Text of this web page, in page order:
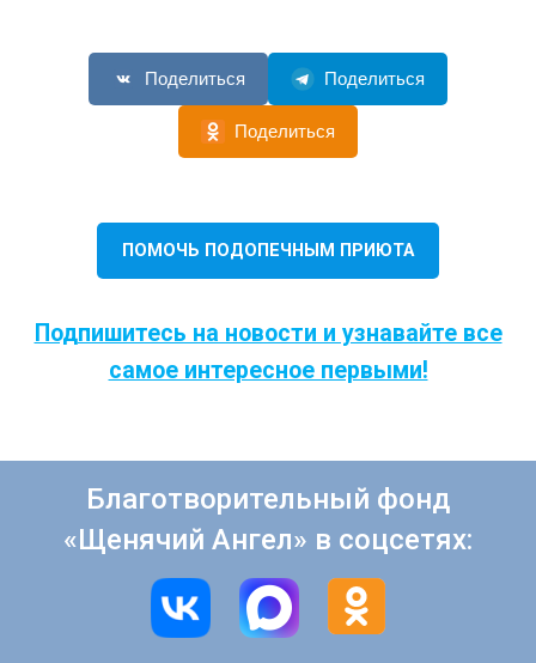
Поделиться Поделиться
Поделиться
ПОМОЧЬ ПОДОПЕЧНЫМ ПРИЮТА
Подпишитесь на новости и узнавайте все
самое интересное первыми!
Благотворительный фонд
«Щенячий Ангел» в соцсетях: